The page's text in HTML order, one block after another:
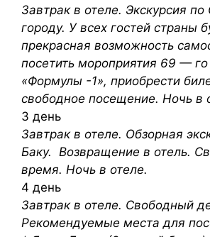
Завтрак в отеле. Экскурсия
городу. У всех гостей страны
прекрасная возможность
посетить мороприятия 69 — го
«Формулы -1», приобрести
свободное посещение. Ночь в
3 день
Завтрак в отеле. Обзорная
Баку. Возвращение в отель.
время. Ночь в отеле.
4 день
Завтрак в отеле. Свободный
Рекомендуемые места для